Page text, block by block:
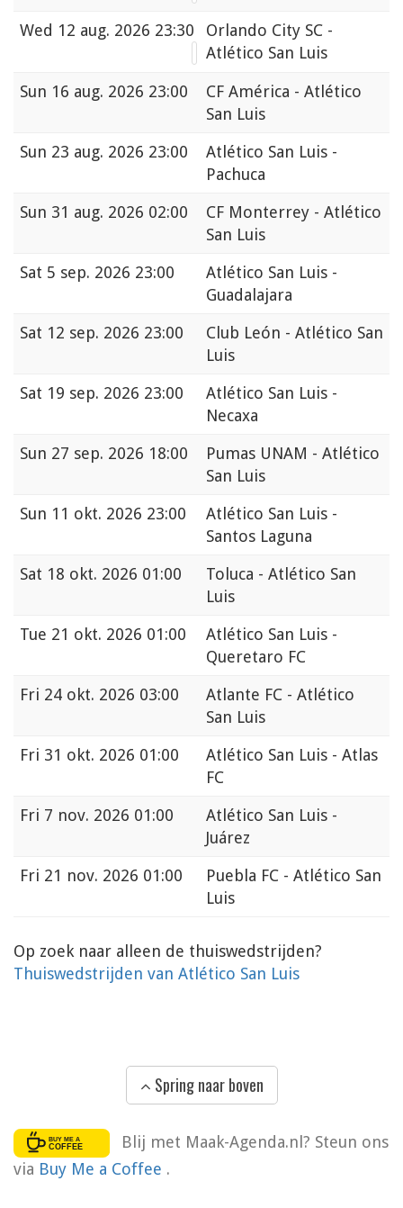
Wed 12 aug. 2026 23:30
Orlando City SC -
Atlético San Luis
Sun 16 aug. 2026 23:00
CF América - Atlético
San Luis
Sun 23 aug. 2026 23:00
Atlético San Luis -
Pachuca
Sun 31 aug. 2026 02:00
CF Monterrey - Atlético
San Luis
Sat 5 sep. 2026 23:00
Atlético San Luis -
Guadalajara
Sat 12 sep. 2026 23:00
Club León - Atlético San
Luis
Sat 19 sep. 2026 23:00
Atlético San Luis -
Necaxa
Sun 27 sep. 2026 18:00
Pumas UNAM - Atlético
San Luis
Sun 11 okt. 2026 23:00
Atlético San Luis -
Santos Laguna
Sat 18 okt. 2026 01:00
Toluca - Atlético San
Luis
Tue 21 okt. 2026 01:00
Atlético San Luis -
Queretaro FC
Fri 24 okt. 2026 03:00
Atlante FC - Atlético
San Luis
Fri 31 okt. 2026 01:00
Atlético San Luis - Atlas
FC
Fri 7 nov. 2026 01:00
Atlético San Luis -
Juárez
Fri 21 nov. 2026 01:00
Puebla FC - Atlético San
Luis
Op zoek naar alleen de thuiswedstrijden?
Thuiswedstrijden van Atlético San Luis
Spring naar boven
Blij met Maak-Agenda.nl? Steun ons
via Buy Me a Coffee .